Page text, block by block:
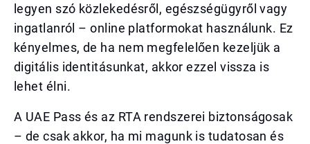
legyen szó közlekedésről, egészségügyről vagy
ingatlanról – online platformokat használunk. Ez
kényelmes, de ha nem megfelelően kezeljük a
digitális identitásunkat, akkor ezzel vissza is
lehet élni.
A UAE Pass és az RTA rendszerei biztonságosak
– de csak akkor, ha mi magunk is tudatosan és